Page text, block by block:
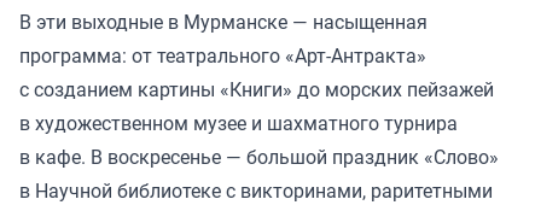
В эти выходные в Мурманске — насыщенная
программа: от театрального «Арт-Антракта»
с созданием картины «Книги» до морских пейзажей
в художественном музее и шахматного турнира
в кафе. В воскресенье — большой праздник «Слово»
в Научной библиотеке с викторинами, раритетными